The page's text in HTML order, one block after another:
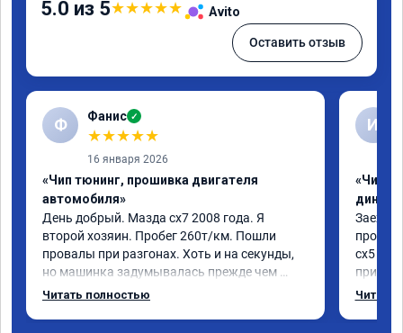
5.0 из 5★★★★★ Avito
Оставить отзыв
Ф Фанис ✓
★★★★★
16 января 2026
«Чип тюнинг, прошивка двигателя
автомобиля»
День добрый. Мазда сх7 2008 года. Я
второй хозяин. Пробег 260т/км. Пошли
провалы при разгонах. Хоть и на секунды,
но машинка задумывалась прежде чем
разогнаться. Года 4 назад удалял
Читать полностью
И
«Чип
Заехал
сх5
педаль
Читать